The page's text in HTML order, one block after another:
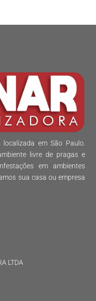
localizada em São Paulo.
livre de pragas e
em ambientes
sua casa ou empresa
LTDA